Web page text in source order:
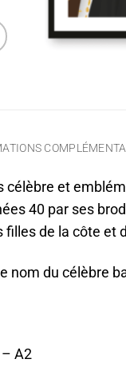
célèbre et
40 par ses
de la côte et
nom du célèbre
– A2